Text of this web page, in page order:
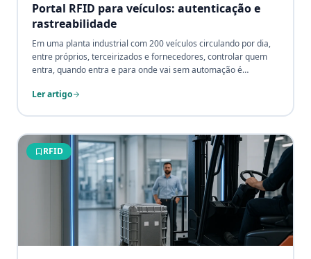
Portal RFID para veículos: autenticação e
rastreabilidade
Em uma planta industrial com 200 veículos circulando por dia,
entre próprios, terceirizados e fornecedores, controlar quem
entra, quando entra e para onde vai sem automação é
complexidade em dados precisos: cada veículo identificado em
Ler artigo
RFID